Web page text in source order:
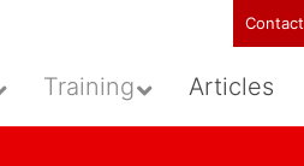
Contact
Training Articles